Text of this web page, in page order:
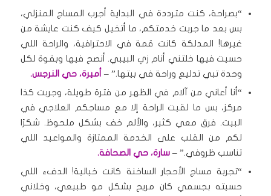
“بصراحة، كنت مترددة في البداية أجرب المساج المنزلي،
بس بعد ما جربت خدمتكم، ما أتخيل كيف كنت عايشة من
غيرها! المدلكة كانت قمة في الاحترافية، والراحة اللي
حسيت فيها خلتني أنام زي البيبي. أنصح فيها وبقوة لكل
وحدة تبي تدليع وراحة في بيتها.” – أميرة، حي النرجس.
“أنا أعاني من آلام في الظهر من فترة طويلة، وجربت كذا
مركز، بس ما لقيت الراحة إلا مع مساجكم العلاجي في
البيت. فرق معي كثير، والألم خف بشكل ملحوظ. شكرًا
لكم من القلب على الخدمة الممتازة والمواعيد اللي
تناسب ظروفي.” – سارة، حي الصحافة.
“تجربة مساج الأحجار الساخنة كانت خيالية! الدفء اللي
حسيته بجسمي كان مريح بشكل مو طبيعي، وخلاني